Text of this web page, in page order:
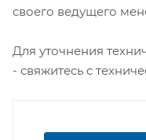
своего ведущего
Для уточнения
- свяжитесь с